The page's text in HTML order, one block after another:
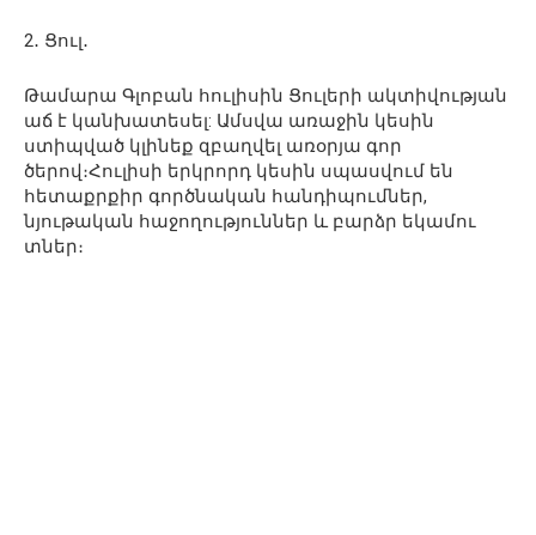
2․ Ցուլ․
Թամարա Գլոբան հուլիսին Ցուլերի ակտիվության
աճ է կանխատեսել: Ամսվա առաջին կեսին
ստիպված կլինեք զբաղվել առօրյա գոր
ծերով։Հուլիսի երկրորդ կեսին սպասվում են
հետաքրքիր գործնական հանդիպումներ,
նյութական հաջողություններ և բարձր եկամու
տներ։